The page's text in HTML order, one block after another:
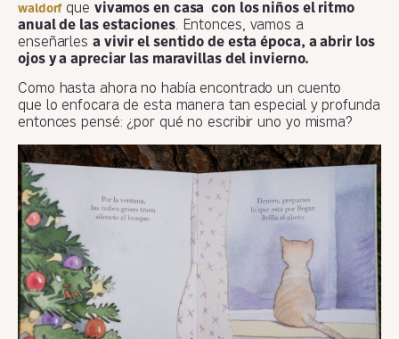
waldorfque vivamos en casa con los niños el ritmo
anual de las estaciones. Entonces, vamos a
enseñarles a vivir el sentido de esta época, a abrir los
ojos y a apreciar las maravillas del invierno.
Como hasta ahora no había encontrado un cuento
que lo enfocara de esta manera tan especial y profunda
entonces pensé: ¿por qué no escribir uno yo misma?